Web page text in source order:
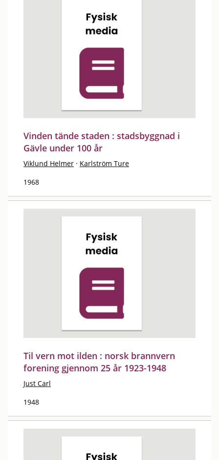
Vinden tände staden : stadsbyggnad i
Gävle under 100 år
Viklund Helmer · Karlström Ture
1968
Til vern mot ilden : norsk brannvern
forening gjennom 25 år 1923-1948
Just Carl
1948